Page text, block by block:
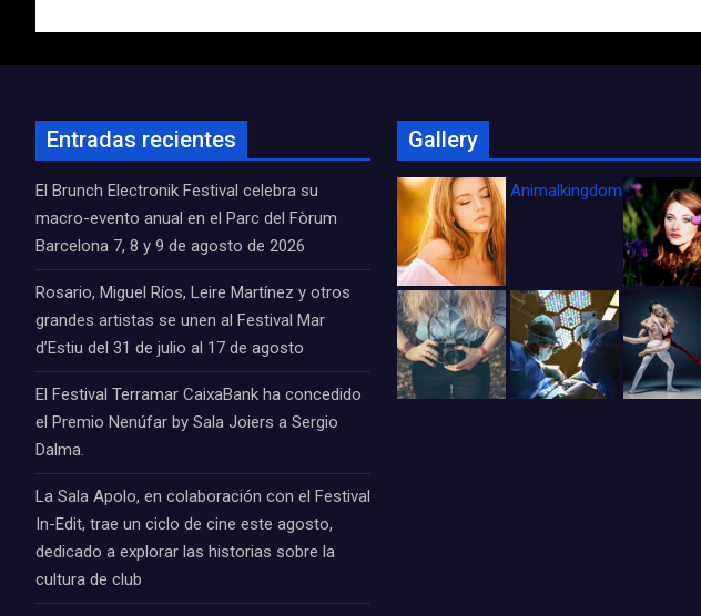
entradas
Entradas recientes
El Brunch Electronik Festival celebra su
macro-evento anual en el Parc del Fòrum
Barcelona 7, 8 y 9 de agosto de 2026
Rosario, Miguel Ríos, Leire Martínez y otros
grandes artistas se unen al Festival Mar
d’Estiu del 31 de julio al 17 de agosto
El Festival Terramar CaixaBank ha concedido
el Premio Nenúfar by Sala Joiers a Sergio
Dalma.
La Sala Apolo, en colaboración con el Festival
In-Edit, trae un ciclo de cine este agosto,
dedicado a explorar las historias sobre la
cultura de club
Gallery
Animalkingdom_FichaCine